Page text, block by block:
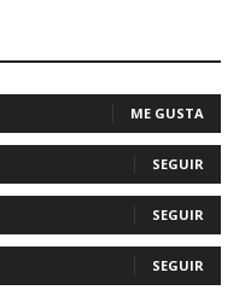
ME GUSTA
SEGUIR
SEGUIR
SEGUIR